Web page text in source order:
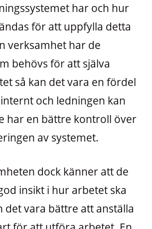
har och hur
för att uppfylla detta
verksamhet har de
behövs för att själva
så kan det vara en fördel
och ledningen kan
har en bättre kontroll över
av systemet.
dock känner att de
insikt i hur arbetet ska
det vara bättre att anställa